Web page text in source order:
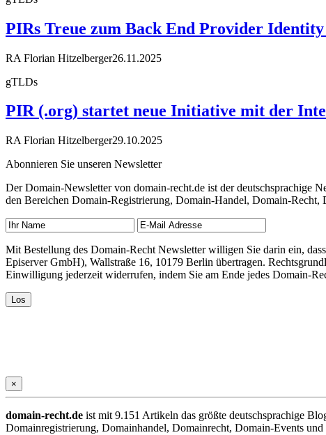
PIRs Treue zum Back End Provider
RA Florian Hitzelberger26.11.2025
gTLDs
PIR (.org) startet neue Initiative mit der
RA Florian Hitzelberger29.10.2025
Abonnieren Sie unseren Newsletter
Der Domain-Newsletter von domain-recht.de ist der deutschsprachige
den Bereichen Domain-Registrierung, Domain-Handel, Domain-Recht,
Mit Bestellung des Domain-Recht Newsletter willigen Sie darin ein,
Episerver GmbH), Wallstraße 16, 10179 Berlin übertragen.
Einwilligung jederzeit widerrufen, indem Sie am Ende jedes Domain-
×
domain-recht.de ist mit 9.151 Artikeln das größte deutschsprachige
Domainregistrierung, Domainhandel, Domainrecht, Domain-Events